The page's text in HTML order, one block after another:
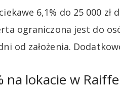
6,1% do 25 000
ograniczona jest do
od założenia.
na lokacie w